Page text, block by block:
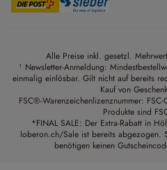
Alle Preise inkl. gesetzl.
¹ Newsletter-Anmeldung:
einmalig einlösbar. Gilt nicht auf bereits
Kauf von
FSC®-Warenzeichenlizenznummer:
Produkte sind
*FINAL SALE: Der Extra-Rabatt in
loberon.ch/Sale ist bereits abgezogen.
benötigen keinen